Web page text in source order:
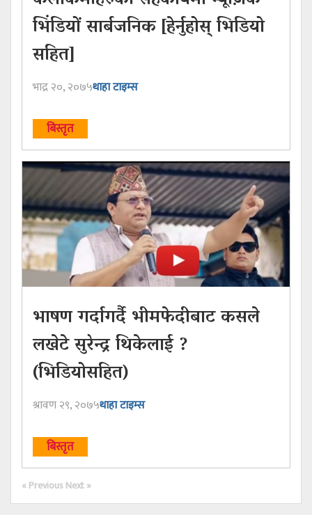
भिंडियों सार्बजनिक [हेर्नुहोस् भिडियो
सहित]
भाद्र २०, २०७५थाहा टाइम्स
बिस्तृत
भाषण गर्दागर्दै भीमफेदीबाट कसले
लखेटे सुरेन्द्र थिकेलाई ?
(भिडियोसहित)
श्रावण २९, २०७५थाहा टाइम्स
बिस्तृत
« PreviousNext »